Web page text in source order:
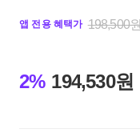
앱 전용 혜택가 198,500
2% 194,530원